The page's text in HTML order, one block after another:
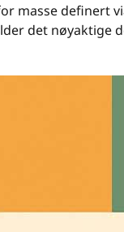
masse definert
det nøyaktige